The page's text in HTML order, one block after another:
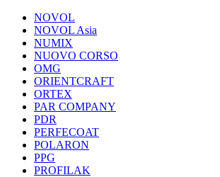
NOVOL
NOVOL Asia
NUMIX
NUOVO CORSO
OMG
ORIENTCRAFT
ORTEX
PAR COMPANY
PDR
PERFECOAT
POLARON
PPG
PROFILAK